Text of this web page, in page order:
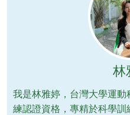
林
我是林雅婷，台灣大學運
練認證資格，專精於科學